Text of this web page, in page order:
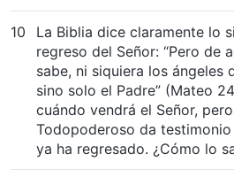
10
La Biblia dice claramente lo
regreso del Señor: “Pero de
sabe, ni siquiera los ángeles
sino solo el Padre” (Mateo
cuándo vendrá el Señor,
Todopoderoso da
ya ha regresado. ¿Cómo lo